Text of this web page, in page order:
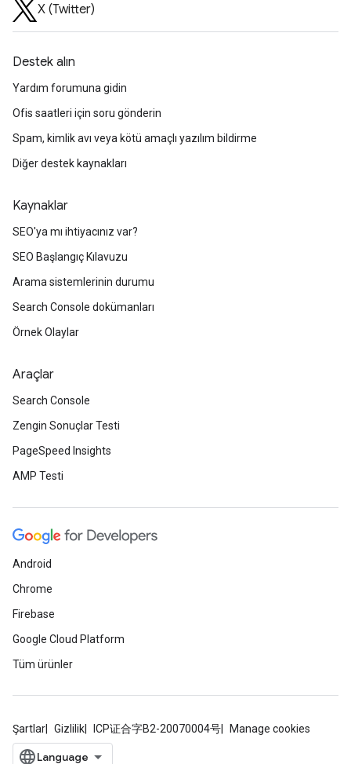
X (Twitter)
Destek alın
Yardım forumuna gidin
Ofis saatleri için soru gönderin
Spam, kimlik avı veya kötü amaçlı yazılım bildirme
Diğer destek kaynakları
Kaynaklar
SEO'ya mı ihtiyacınız var?
SEO Başlangıç Kılavuzu
Arama sistemlerinin durumu
Search Console dokümanları
Örnek Olaylar
Araçlar
Search Console
Zengin Sonuçlar Testi
PageSpeed Insights
AMP Testi
Android
Chrome
Firebase
Google Cloud Platform
Tüm ürünler
Şartlar Gizlilik ICP证合字B2-20070004号 Manage cookies